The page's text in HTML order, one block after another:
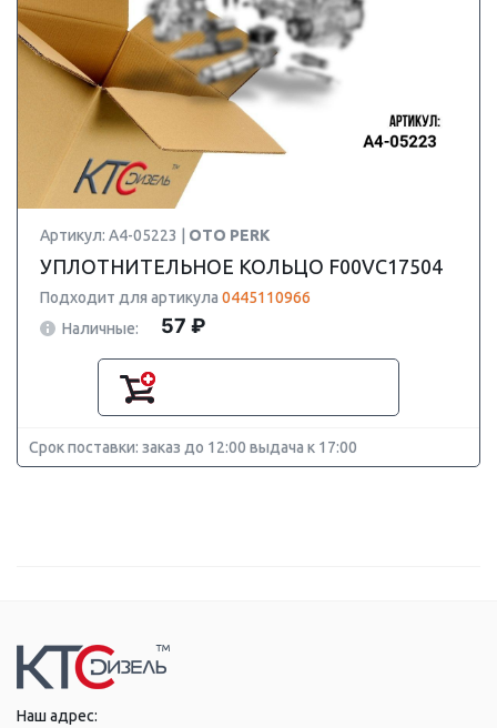
Артикул: A4-05223 | OTO PERK
УПЛОТНИТЕЛЬНОЕ КОЛЬЦО F00VC17504
Подходит для артикула 0445110966
Наличные:
57 ₽
Срок поставки: заказ до 12:00 выдача к 17:00
Наш адрес: